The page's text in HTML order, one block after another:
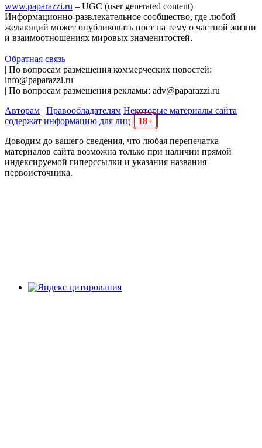
www.paparazzi.ru – UGC (user generated content)
Информационно-развлекательное сообщество, где любой
желающий может опубликовать пост на тему о частной жизни
и взаимоотношениях мировых знаменитостей.
Обратная связь
| По вопросам размещения коммерческих новостей:
info@paparazzi.ru
| По вопросам размещения рекламы: adv@paparazzi.ru
Авторам | Правообладателям Некоторые материалы сайта
содержат информацию для лиц
18+
Доводим до вашего сведения, что любая перепечатка
материалов сайта возможна только при наличии прямой
индексируемой гиперссылки и указания названия
первоисточника.